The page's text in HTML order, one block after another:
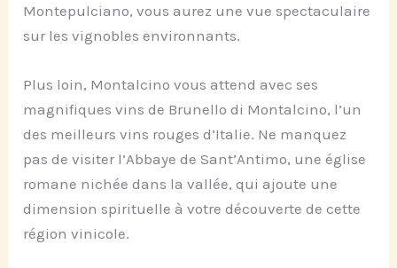
Montepulciano, vous aurez une vue spectaculaire
sur les vignobles environnants.
Plus loin, Montalcino vous attend avec ses
magnifiques vins de Brunello di Montalcino, l’un
des meilleurs vins rouges d’Italie. Ne manquez
pas de visiter l’Abbaye de Sant’Antimo, une église
romane nichée dans la vallée, qui ajoute une
dimension spirituelle à votre découverte de cette
région vinicole.